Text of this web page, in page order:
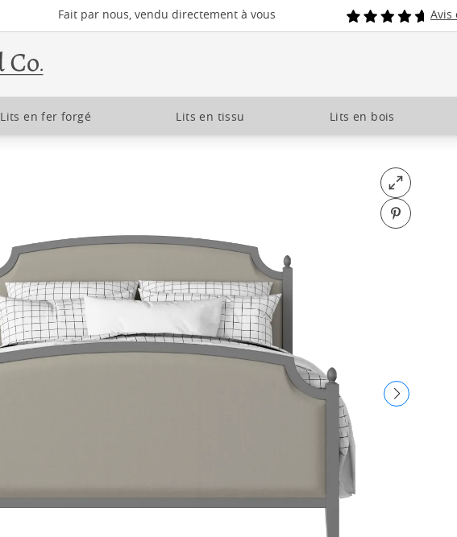
Fait par nous, vendu directement à vous Avis
Lits en fer forgé Lits en tissu Lits en bois
Open
Pin on